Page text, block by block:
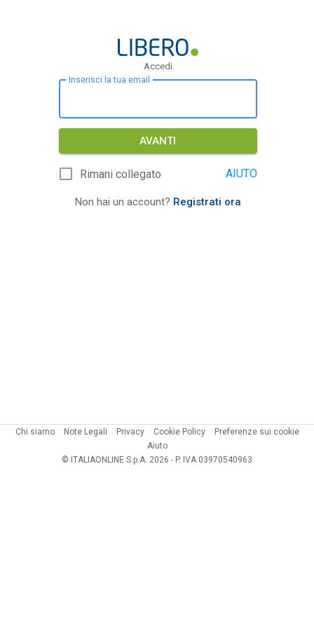
Accedi
Inserisci la tua email
AVANTI
Rimani collegato AIUTO
Non hai un account? Registrati ora
Chi siamo Note Legali Privacy Cookie Policy
Preferenze sui cookie
Aiuto
© ITALIAONLINE S.p.A. 2026 - P. IVA 03970540963